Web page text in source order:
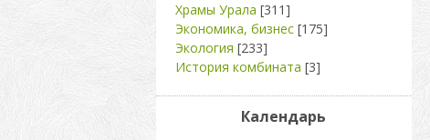
Храмы Урала [311]
Экономика, бизнес [175]
Экология [233]
История комбината [3]
Календарь